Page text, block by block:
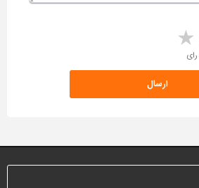
4 stars